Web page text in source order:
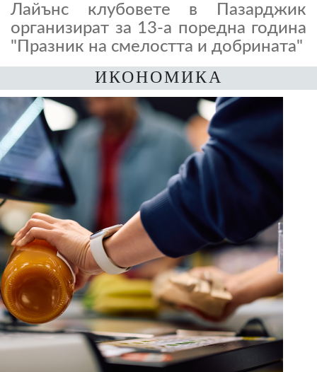
Лайънс клубовете в Пазарджик
организират за 13-а поредна година
"Празник на смелостта и добрината"
ИКОНОМИКА